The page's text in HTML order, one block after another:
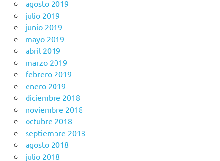
agosto 2019
julio 2019
junio 2019
mayo 2019
abril 2019
marzo 2019
febrero 2019
enero 2019
diciembre 2018
noviembre 2018
octubre 2018
septiembre 2018
agosto 2018
julio 2018